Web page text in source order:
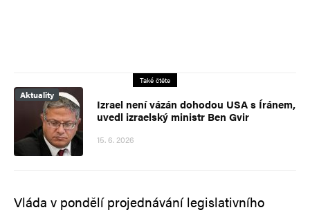
Také čtěte
Aktuality
Izrael není vázán dohodou USA s Íránem,
uvedl izraelský ministr Ben Gvir
15. 6. 2026
Vláda v pondělí projednávání legislativního